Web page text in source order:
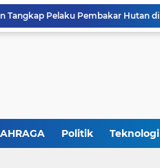
Politik Teknologi